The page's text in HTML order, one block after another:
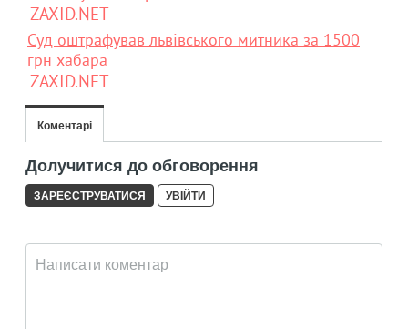
ZAXID.NET
Суд оштрафував львівського митника за 1500
грн хабара
ZAXID.NET